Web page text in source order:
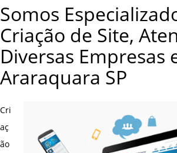
Somos
Criação de Site,
Diversas Empresas
Araraquara SP
Cri
aç
ão